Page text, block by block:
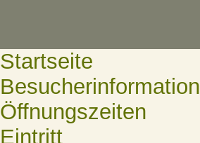
Startseite
Besucherinformation
Öffnungszeiten
Eintritt